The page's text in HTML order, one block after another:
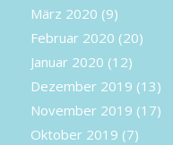
März 2020 (9)
Februar 2020 (20)
Januar 2020 (12)
Dezember 2019 (13)
November 2019 (17)
Oktober 2019 (7)